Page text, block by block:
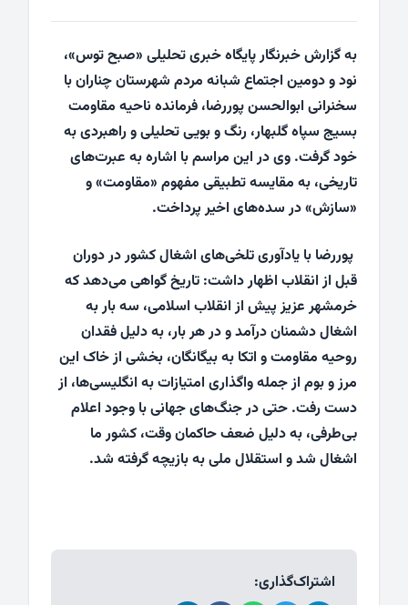
به گزارش خبرنگار پایگاه خبری تحلیلی «صبح توس»،
نود و دومین اجتماع شبانه مردم شهرستان چناران با
سخنرانی ابوالحسن پوررضا، فرمانده ناحیه مقاومت
بسیج سپاه گلبهار، رنگ و بویی تحلیلی و راهبردی به
خود گرفت. وی در این مراسم با اشاره به عبرت‌های
تاریخی، به مقایسه تطبیقی مفهوم «مقاومت» و
«سازش» در سده‌های اخیر پرداخت.
پوررضا با یادآوری تلخی‌های اشغال کشور در دوران
قبل از انقلاب اظهار داشت: تاریخ گواهی می‌دهد که
خرمشهر عزیز پیش از انقلاب اسلامی، سه بار به
اشغال دشمنان درآمد و در هر بار، به دلیل فقدان
روحیه مقاومت و اتکا به بیگانگان، بخشی از خاک این
مرز و بوم از جمله واگذاری امتیازات به انگلیسی‌ها، از
دست رفت. حتی در جنگ‌های جهانی با وجود اعلام
بی‌طرفی، به دلیل ضعف حاکمان وقت، کشور ما
اشغال شد و استقلال ملی به بازیچه گرفته شد.
اشتراک‌گذاری: